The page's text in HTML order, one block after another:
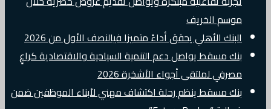
موسم الخريف
البنك الأهلي يحقق أداءً متميزا فيالنصف الأول من 2026
بنك مسقط يواصل دعم التنمية السياحية والاقتصادية كراعٍ
مصرفي لملتقى أجواء الأشخرة 2026
بنك مسقط ينظم رحلة اكتشاف مهني لأبناء الموظفين ضمن